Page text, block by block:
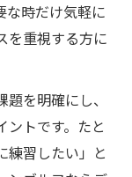
な時だけ気軽に
を重視する方に
を明確にし、
トです。たと
練習したい」と